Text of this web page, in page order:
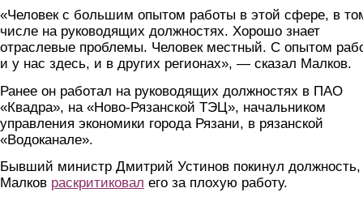
«Человек с большим опытом работы в этой сфере, в
числе на руководящих должностях. Хорошо знает
отраслевые проблемы. Человек местный. С опытом
и у нас здесь, и в других регионах», — сказал Малков.
Ранее он работал на руководящих должностях в ПАО
«Квадра», на «Ново-Рязанской ТЭЦ», начальником
управления экономики города Рязани, в рязанской
«Водоканале».
Бывший министр Дмитрий Устинов покинул должность,
Малков раскритиковал его за плохую работу.